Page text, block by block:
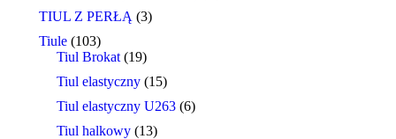
TIUL Z PERŁĄ (3)
Tiule (103)
Tiul Brokat (19)
Tiul elastyczny (15)
Tiul elastyczny U263 (6)
Tiul halkowy (13)